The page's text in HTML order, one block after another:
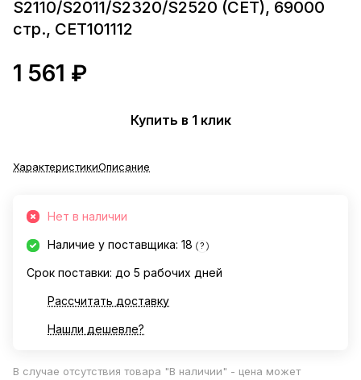
S2110/S2011/S2320/S2520 (CET), 69000
стр., CET101112
1 561 ₽
Купить в 1 клик
ХарактеристикиОписание
Нет в наличии
Наличие у поставщика: 18 ?
Срок поставки: до 5 рабочих дней
Рассчитать доставку
Нашли дешевле?
В случае отсутствия товара "В наличии" - цена может